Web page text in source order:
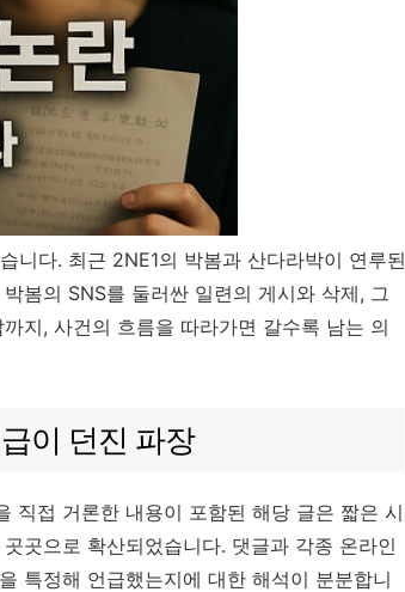
니다. 최근 2NE1의 박봄과 산다라박이 연루된
봄의 SNS를 둘러싼 일련의 게시와 삭제, 그
지, 사건의 흐름을 따라가면 갈수록 남는 의
이 던진 파장
직접 거론한 내용이 포함된 해당 글은 짧은 시
곳으로 확산되었습니다. 댓글과 각종 온라인
특정해 언급했는지에 대한 해석이 분분합니